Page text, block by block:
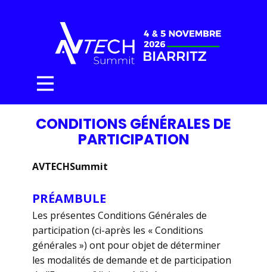
CONDITIONS GÉNÉRALES DE
PARTICIPATION
AVTECHSummit
PRÉAMBULE
Les présentes Conditions Générales de
participation (ci-après les « Conditions
générales ») ont pour objet de déterminer
les modalités de demande et de participation